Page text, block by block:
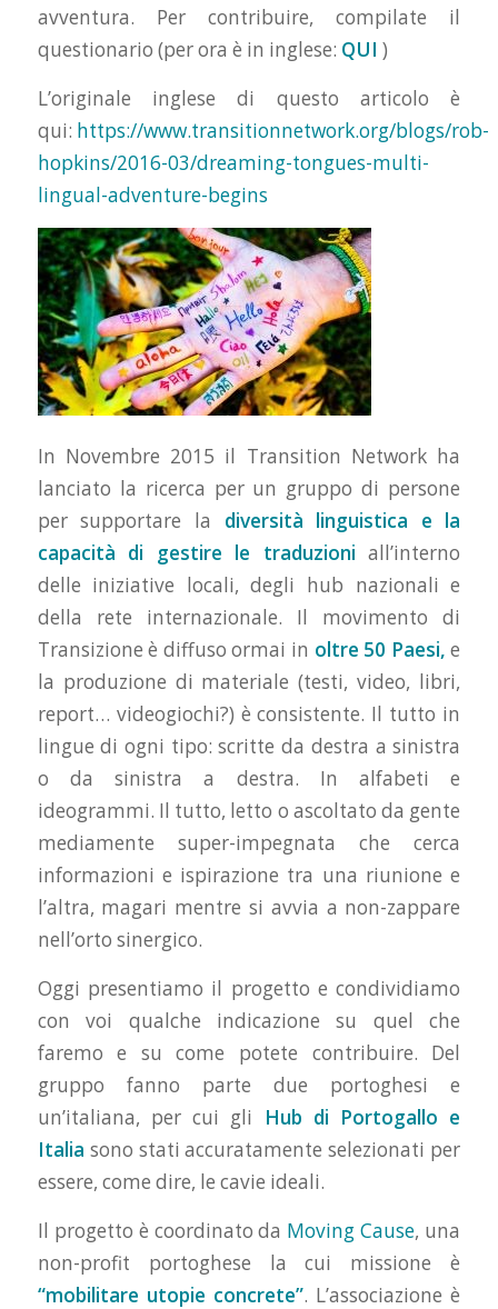
avventura. Per contribuire, compilate il
questionario (per ora è in inglese: QUI )
L’originale inglese di questo articolo è
qui: https://www.transitionnetwork.org/blogs/rob-
hopkins/2016-03/dreaming-tongues-multi-
lingual-adventure-begins
In Novembre 2015 il Transition Network ha
lanciato la ricerca per un gruppo di persone
per supportare la diversità linguistica e la
capacità di gestire le traduzioni all’interno
delle iniziative locali, degli hub nazionali e
della rete internazionale. Il movimento di
Transizione è diffuso ormai in oltre 50 Paesi, e
la produzione di materiale (testi, video, libri,
report… videogiochi?) è consistente. Il tutto in
lingue di ogni tipo: scritte da destra a sinistra
o da sinistra a destra. In alfabeti e
ideogrammi. Il tutto, letto o ascoltato da gente
mediamente super-impegnata che cerca
informazioni e ispirazione tra una riunione e
l’altra, magari mentre si avvia a non-zappare
nell’orto sinergico.
Oggi presentiamo il progetto e condividiamo
con voi qualche indicazione su quel che
faremo e su come potete contribuire. Del
gruppo fanno parte due portoghesi e
un’italiana, per cui gli
Hub di Portogallo e
Italia sono stati accuratamente selezionati per
essere, come dire, le cavie ideali.
Il progetto è coordinato da Moving Cause, una
non-profit portoghese la cui missione è
“mobilitare utopie concrete”. L’associazione è